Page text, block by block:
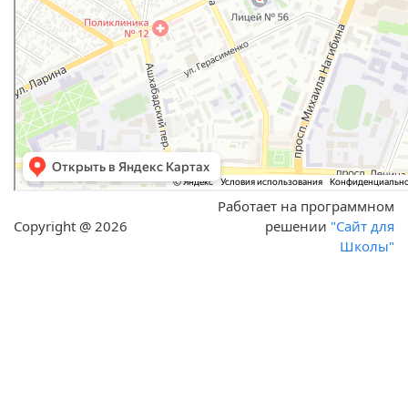
Copyright @ 2026
Работает на программном
решении "Сайт для
Школы"